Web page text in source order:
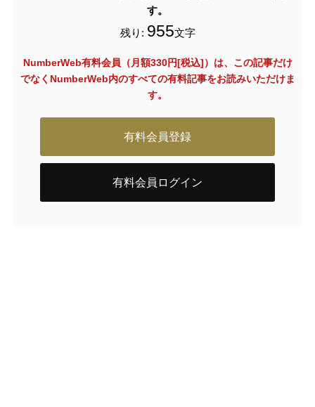
す。
残り: 955文字
NumberWeb有料会員（月額330円[税込]）は、この記事だけ
でなく NumberWeb内のすべての有料記事をお読みいただけま
す。
有料会員登録
有料会員ログイン